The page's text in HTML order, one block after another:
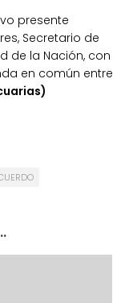
presente
Secretario de
de la Nación, con
en común entre